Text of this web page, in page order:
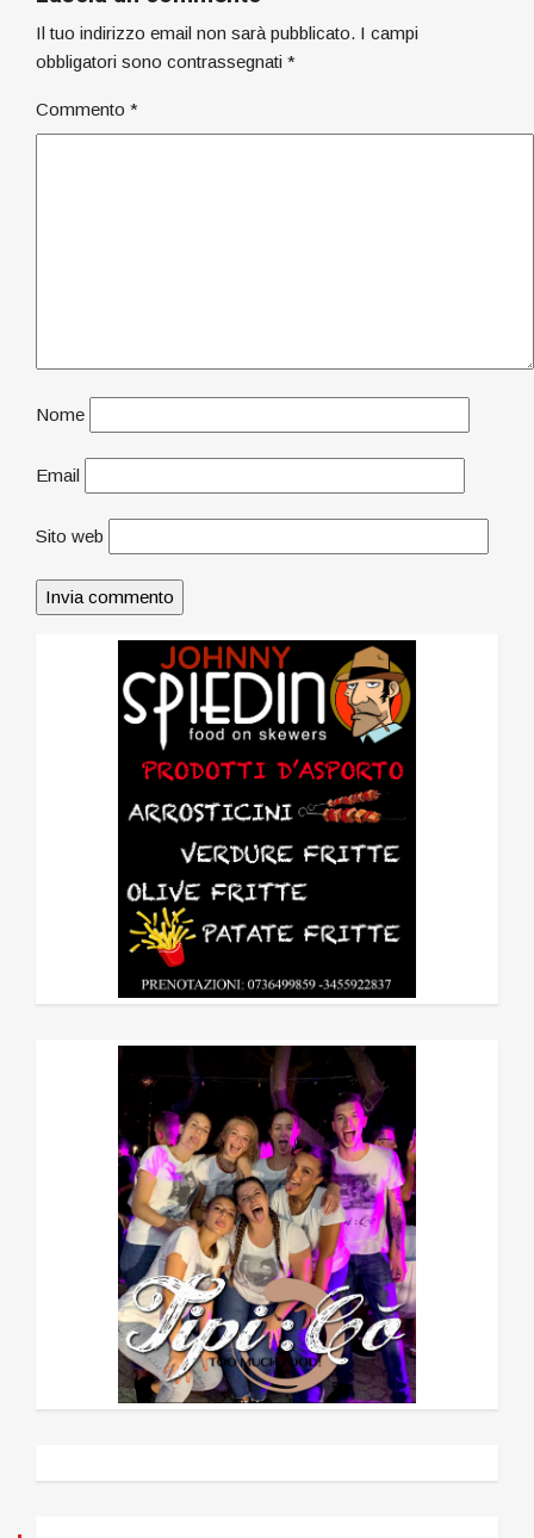
Il tuo indirizzo email non sarà pubblicato. I campi
obbligatori sono contrassegnati *
Commento *
Nome
Email
Sito web